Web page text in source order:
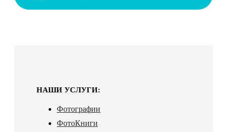
НАШИ УСЛУГИ:
Фотографии
ФотоКниги